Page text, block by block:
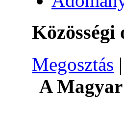
Közösségi
Megosztás |
A Magyar